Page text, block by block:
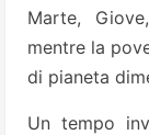
Marte,
mentre la
di pianeta
Un tempo